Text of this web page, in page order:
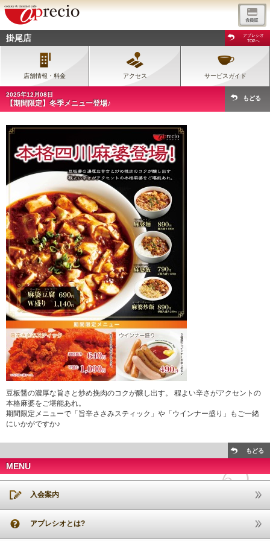
掛尾店
アプレシオ
TOPへ
店舗情報・料金 アクセス サービスガイド
2025年12月08日
【期間限定】冬季メニュー登場♪
もどる
豆板醤の濃厚な旨さと炒め挽肉のコクが醸し出す。 程よい辛さがアクセントの
本格麻婆をご堪能あれ。
期間限定メニューで「旨辛ささみスティック」や「ウインナー盛り」もご一緒
にいかがですか♪
もどる
MENU
入会案内
アプレシオとは?